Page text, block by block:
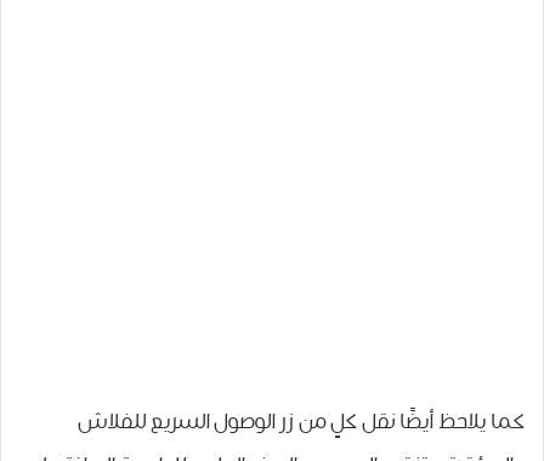
كما يلاحظ أيضًا نقل ﻛﻞٍ ﻣﻦ ﺯﺭ ﺍﻟﻮﺻﻮﻝ ﺍﻟﺴﺮﻳﻊ ﻟﻠﻔﻼﺵ